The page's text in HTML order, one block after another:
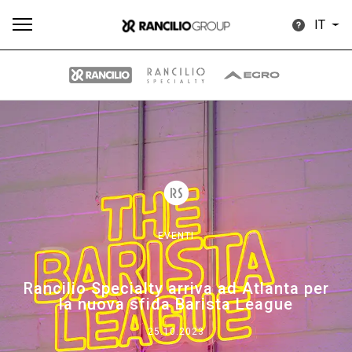
IT
EVENTI
Rancilio Specialty arriva ad Atlanta per
la nuova sfida Barista League
25.10.2023
Tutti Prodotti
Brand
Il gruppo